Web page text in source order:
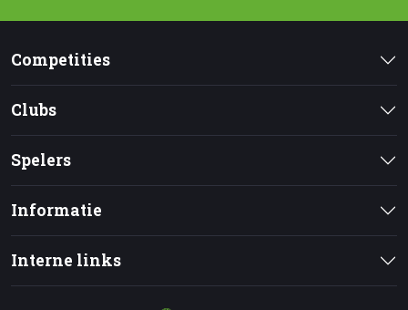
Competities
Clubs
Spelers
Informatie
Interne links